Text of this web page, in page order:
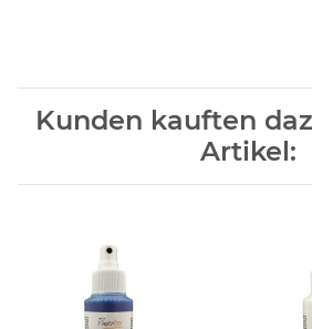
Kunden kauften
Artikel: